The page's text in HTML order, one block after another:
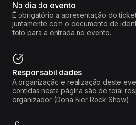
No dia do evento
É obrigatório a apresentação do
juntamente com o documento de
foto para a entrada no evento.
Responsabilidades
A organização e realização deste
contidas nesta página são de total
organizador (Dona Bier Rock Show)